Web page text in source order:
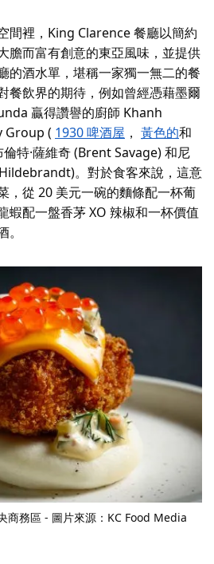
間裡，King Clarence 餐廳以簡約
膽而富有創意的東亞風味， 並提供
的酒水單，堪稱一家獨一無二的餐
餐飲界的期待，例如曾經憑藉墨爾
贏得讚譽的廚師 Khanh
Group ( 1930 啤酒屋 ， 黃色的和
倫特·薩維奇 (Brent Savage) 和尼
。對於食客來說，這意
，從 20 美元一碗的麵條配一杯葡
蝦配一盤香茅 XO 辣椒和一杯價值
商務區 - 圖片來源：KC Food Media